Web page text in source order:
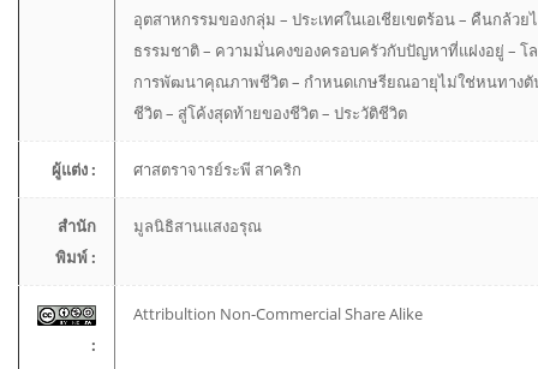
อุตสาหกรรมของกลุ่ม – ประเทศในเอเชียเขตร้อน – คืนกล้วย
ธรรมชาติ – ความมั่นคงของครอบครัวกับปัญหาที่แฝงอยู่ – โ
การพัฒนาคุณภาพชีวิต – กำหนดเกษรียณอายุไม่ใช่หนทางตั
ชีวิต – สู่โค้งสุดท้ายของชีวิต – ประวัติชีวิต
ผู้แต่ง : ศาสตราจารย์ระพี สาคริก
สำนัก
พิมพ์ :
มูลนิธิสานแสงอรุณ
:
Attribultion Non-Commercial Share Alike